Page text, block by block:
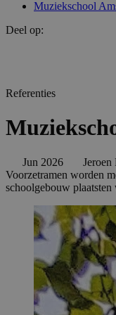
Muziekschool
Deel op:
Referenties
Jun 2026 Jeroen
Voorzetramen worden
schoolgebouw